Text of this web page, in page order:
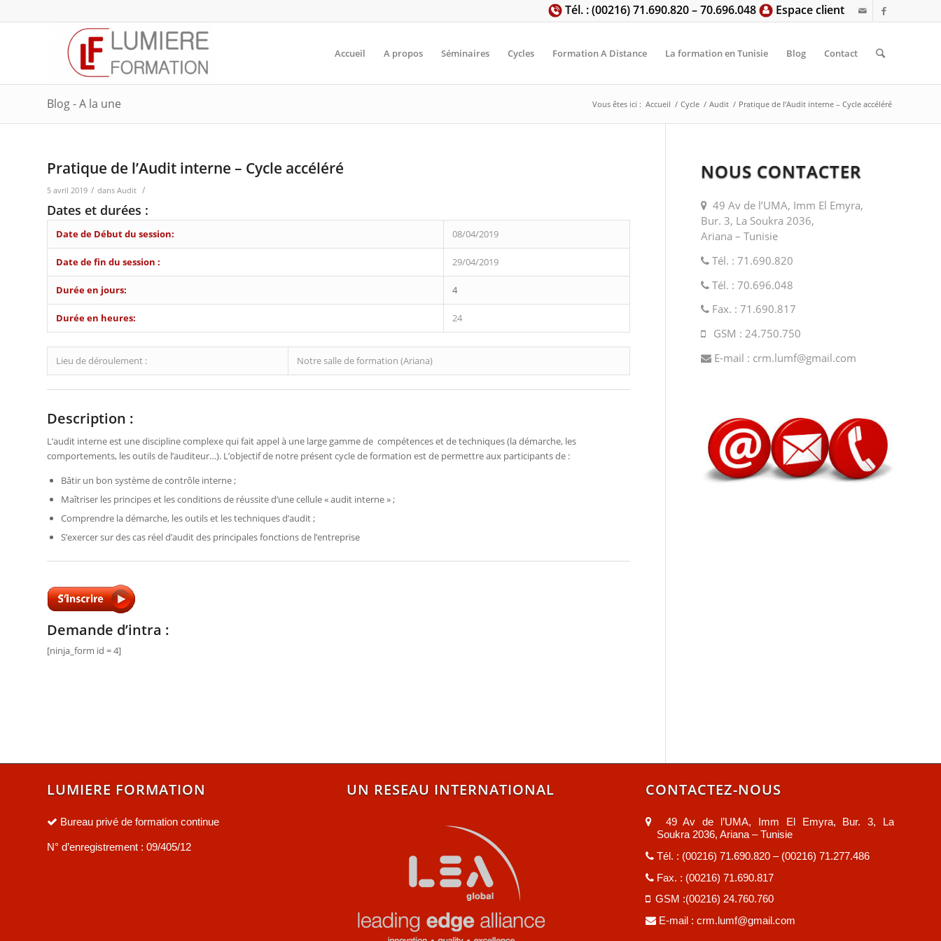
Tél. : (00216) 71.690.820 – 70.696.048 Espace client
Accueil A propos Séminaires Cycles Formation A Distance La formation en Tunisie Blog Contact
Blog - A la une Vous êtes ici : Accueil / Cycle / Audit / Pratique de l’Audit interne – Cycle accéléré
Pratique de l’Audit interne – Cycle accéléré
5 avril 2019 / dans Audit /
Dates et durées :
Date de Début du session: 08/04/2019
Date de fin du session : 29/04/2019
Durée en jours: 4
Durée en heures: 24
Lieu de déroulement : Notre salle de formation (Ariana)
Description :
L’audit interne est une discipline complexe qui fait appel à une large gamme de compétences et de techniques (la démarche, les
comportements, les outils de l’auditeur…). L’objectif de notre présent cycle de formation est de permettre aux participants de :
Bâtir un bon système de contrôle interne ;
Maîtriser les principes et les conditions de réussite d’une cellule « audit interne » ;
Comprendre la démarche, les outils et les techniques d’audit ;
S’exercer sur des cas réel d’audit des principales fonctions de l’entreprise
Demande d’intra :
[ninja_form id = 4]
NOUS CONTACTER
49 Av de l’UMA, Imm El Emyra,
Bur. 3, La Soukra 2036,
Ariana – Tunisie
Tél. : 71.690.820
Tél. : 70.696.048
Fax. : 71.690.817
GSM : 24.750.750
E-mail : crm.lumf@gmail.com
LUMIERE FORMATION
Bureau privé de formation continue
N° d’enregistrement : 09/405/12
UN RESEAU INTERNATIONAL CONTACTEZ-NOUS
49 Av de l’UMA, Imm El Emyra, Bur. 3, La
Soukra 2036, Ariana – Tunisie
Tél. : (00216) 71.690.820 – (00216) 71.277.486
Fax. : (00216) 71.690.817
GSM :(00216) 24.760.760
E-mail : crm.lumf@gmail.com